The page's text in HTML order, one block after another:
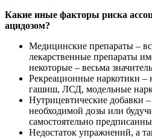
Какие иные факторы риска
ацидозом?
Медицинские препараты –
лекарственные препараты
некоторые – весьма
Рекреационные наркотики –
гашиш, ЛСД, модельные
Нутрицевтические добавки
необходимой дозы или
самостоятельно
Недостаток упражнений, а